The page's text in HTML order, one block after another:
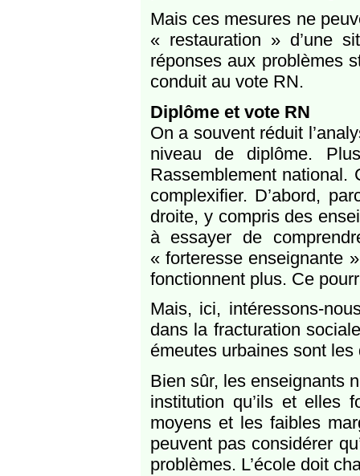
Mais ces mesures ne
« restauration » d’une
réponses aux problèmes
conduit au vote RN.
Diplôme et vote RN
On a souvent réduit
niveau de diplôme.
Rassemblement national.
complexifier. D’abord,
droite, y compris des
à essayer de
« forteresse enseignante
fonctionnent plus. Ce
Mais, ici, intéressons-
dans la fracturation
émeutes urbaines sont les
Bien sûr, les enseignants
institution qu’ils et elles
moyens et les faibles
peuvent pas considérer
problèmes. L’école doit